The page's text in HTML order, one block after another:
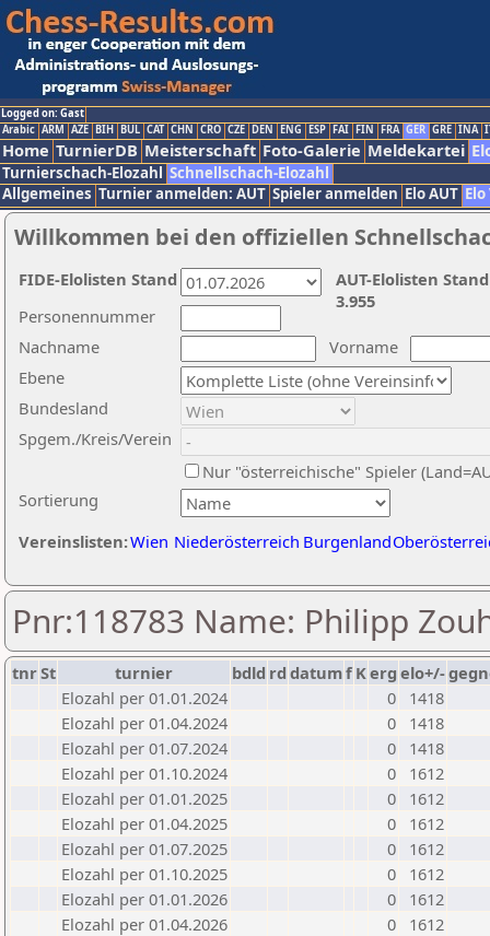
Logged on: Gast
Arabic ARM AZE BIH BUL CAT CHN CRO CZE DEN ENG ESP FAI FIN FRA GER GRE INA
Home TurnierDB Meisterschaft Foto-Galerie Meldekartei
Turnierschach-Elozahl Schnellschach-Elozahl
Allgemeines Turnier anmelden: AUT Spieler anmelden Elo AUT
Willkommen bei den offiziellen
Nachname
Vorname
Ebene
Sortierung
Personennummer
Bundesland
Spgem./Kreis/Verein
Nur "österreichische" Spieler
Vereinslisten:Wien Niederösterreich Burgenland
AUT-Elolisten
3.955
FIDE-Elolisten Stand
Pnr:118783 Name: Philipp
tnrSt turnier bdld rd datumf Kerg elo+/-
Elozahl per 01.01.2024
0
1418
Elozahl per 01.04.2024
0
1418
Elozahl per 01.07.2024
0
1418
Elozahl per 01.10.2024
0
1612
Elozahl per 01.01.2025
0
1612
Elozahl per 01.04.2025
0
1612
Elozahl per 01.07.2025
0
1612
Elozahl per 01.10.2025
0
1612
Elozahl per 01.01.2026
0
1612
Elozahl per 01.04.2026
0
1612